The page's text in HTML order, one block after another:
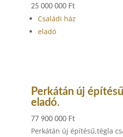
25 000 000 Ft
Családi ház
eladó
Perkátán új
eladó.
77 900 000 Ft
Perkátán új építésű,tégla